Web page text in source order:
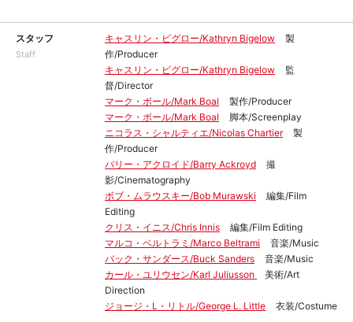
スタッフ
Staff
キャスリン・ビグロー/Kathryn Bigelow
製
作/Producer
キャスリン・ビグロー/Kathryn Bigelow
監
督/Director
マーク・ボール/Mark Boal
製作/Producer
マーク・ボール/Mark Boal
脚本/Screenplay
ニコラス・シャルティエ/Nicolas Chartier
製
作/Producer
バリー・アクロイド/Barry Ackroyd
撮
影/Cinematography
ボブ・ムラウスキー/Bob Murawski
編集/Film
Editing
クリス・イニス/Chris Innis
編集/Film Editing
マルコ・ベルトラミ/Marco Beltrami
音楽/Music
バック・サンダース/Buck Sanders
音楽/Music
カール・ユリウセン/Karl Juliusson
美術/Art
Direction
ジョージ・L・リトル/George L. Little
衣装/Costume